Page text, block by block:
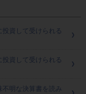
資して受けられる
資して受けられる
不明な決算書を読み